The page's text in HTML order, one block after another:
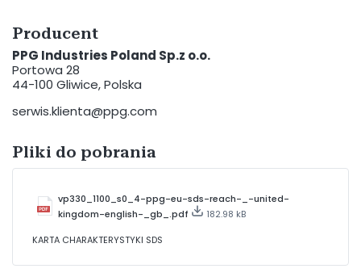
Producent
PPG Industries Poland Sp.z o.o.
Portowa 28
44-100 Gliwice, Polska
serwis.klienta@ppg.com
Pliki do pobrania
vp330_1100_s0_4-ppg-eu-sds-reach-_-united-
kingdom-english-_gb_.pdf
182.98 kB
KARTA CHARAKTERYSTYKI SDS